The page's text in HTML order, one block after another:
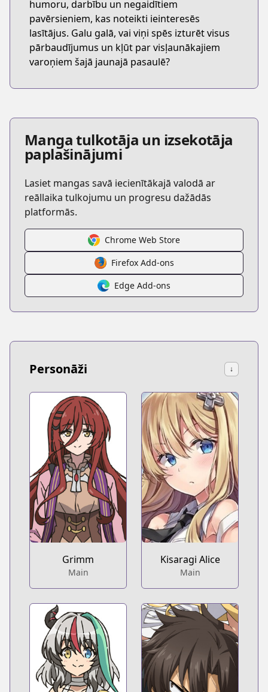
humoru, darbību un negaidītiem
pavērsieniem, kas noteikti ieinteresēs
lasītājus. Galu galā, vai viņi spēs izturēt visus
pārbaudījumus un kļūt par visļaunākajiem
varoņiem šajā jaunajā pasaulē?
Manga tulkotāja un izsekotāja
paplašinājumi
Lasiet mangas savā iecienītākajā valodā ar
reāllaika tulkojumu un progresu dažādās
platformās.
Chrome Web Store
Firefox Add-ons
Edge Add-ons
Personāži ↓
Grimm
Main
Kisaragi Alice
Main